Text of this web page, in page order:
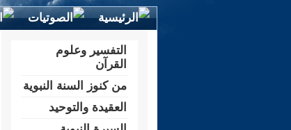
التفسير وعلوم
القرآن
من كنوز السنة النبوية
العقيدة والتوحيد